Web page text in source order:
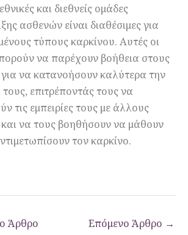
και διεθνείς ομάδες
ασθενών είναι διαθέσιμες για
τύπους καρκίνου. Αυτές οι
να παρέχουν βοήθεια στους
για να κατανοήσουν καλύτερα την
επιτρέποντάς τους να
τις εμπειρίες τους με άλλους
και να τους βοηθήσουν να μάθουν
τον καρκίνο.
Άρθρο Επόμενο Άρθρο →